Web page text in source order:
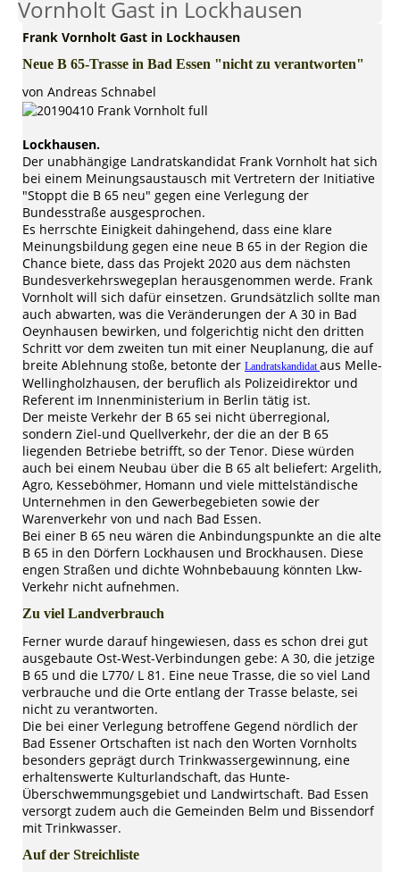
Vornholt Gast in Lockhausen
Frank Vornholt Gast in Lockhausen
Neue B 65-Trasse in Bad Essen "nicht zu verantworten"
von Andreas Schnabel
Lockhausen.
Der unabhängige Landratskandidat Frank Vornholt hat sich
bei einem Meinungsaustausch mit Vertretern der Initiative
"Stoppt die B 65 neu" gegen eine Verlegung der
Bundesstraße ausgesprochen.
Es herrschte Einigkeit dahingehend, dass eine klare
Meinungsbildung gegen eine neue B 65 in der Region die
Chance biete, dass das Projekt 2020 aus dem nächsten
Bundesverkehrswegeplan herausgenommen werde. Frank
Vornholt will sich dafür einsetzen. Grundsätzlich sollte man
auch abwarten, was die Veränderungen der A 30 in Bad
Oeynhausen bewirken, und folgerichtig nicht den dritten
Schritt vor dem zweiten tun mit einer Neuplanung, die auf
breite Ablehnung stoße, betonte der Landratskandidataus Melle-
Wellingholzhausen, der beruflich als Polizeidirektor und
Referent im Innenministerium in Berlin tätig ist.
Der meiste Verkehr der B 65 sei nicht überregional,
sondern Ziel-und Quellverkehr, der die an der B 65
liegenden Betriebe betrifft, so der Tenor. Diese würden
auch bei einem Neubau über die B 65 alt beliefert: Argelith,
Agro, Kesseböhmer, Homann und viele mittelständische
Unternehmen in den Gewerbegebieten sowie der
Warenverkehr von und nach Bad Essen.
Bei einer B 65 neu wären die Anbindungspunkte an die alte
B 65 in den Dörfern Lockhausen und Brockhausen. Diese
engen Straßen und dichte Wohnbebauung könnten Lkw-
Verkehr nicht aufnehmen.
Zu viel Landverbrauch
Ferner wurde darauf hingewiesen, dass es schon drei gut
ausgebaute Ost-West-Verbindungen gebe: A 30, die jetzige
B 65 und die L770/ L 81. Eine neue Trasse, die so viel Land
verbrauche und die Orte entlang der Trasse belaste, sei
nicht zu verantworten.
Die bei einer Verlegung betroffene Gegend nördlich der
Bad Essener Ortschaften ist nach den Worten Vornholts
besonders geprägt durch Trinkwassergewinnung, eine
erhaltenswerte Kulturlandschaft, das Hunte-
Überschwemmungsgebiet und Landwirtschaft. Bad Essen
versorgt zudem auch die Gemeinden Belm und Bissendorf
mit Trinkwasser.
Auf der Streichliste